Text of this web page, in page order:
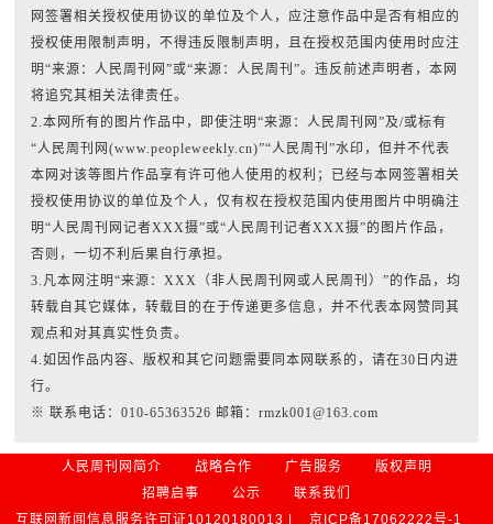
网签署相关授权使用协议的单位及个人，应注意作品中是否有相应的
授权使用限制声明，不得违反限制声明，且在授权范围内使用时应注
明“来源：人民周刊网”或“来源：人民周刊”。违反前述声明者，本网
将追究其相关法律责任。
2.本网所有的图片作品中，即使注明“来源：人民周刊网”及/或标有
“人民周刊网(www.peopleweekly.cn)”“人民周刊”水印，但并不代表
本网对该等图片作品享有许可他人使用的权利；已经与本网签署相关
授权使用协议的单位及个人，仅有权在授权范围内使用图片中明确注
明“人民周刊网记者XXX摄”或“人民周刊记者XXX摄”的图片作品，
否则，一切不利后果自行承担。
3.凡本网注明“来源：XXX（非人民周刊网或人民周刊）”的作品，均
转载自其它媒体，转载目的在于传递更多信息，并不代表本网赞同其
观点和对其真实性负责。
4.如因作品内容、版权和其它问题需要同本网联系的，请在30日内进
行。
※ 联系电话：010-65363526 邮箱：rmzk001@163.com
人民周刊网简介 战略合作 广告服务
版权声明
招聘启事
公示
联系我们
互联网新闻信息服务许可证10120180013 |
京ICP备17062222号-1